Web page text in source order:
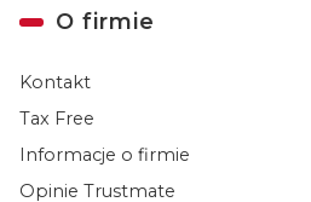
O firmie
Kontakt
Tax Free
Informacje o firmie
Opinie Trustmate